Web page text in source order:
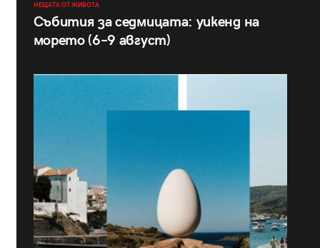
НЕЩАТА ОТ ЖИВОТА
Събития за седмицата: уикенд на
морето (6–9 август)